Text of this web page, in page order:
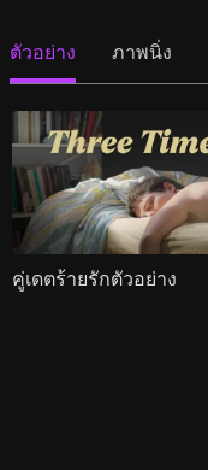
ตัวอย่าง ภาพนิ่ง
คู่เดตร้ายรักตัวอย่าง